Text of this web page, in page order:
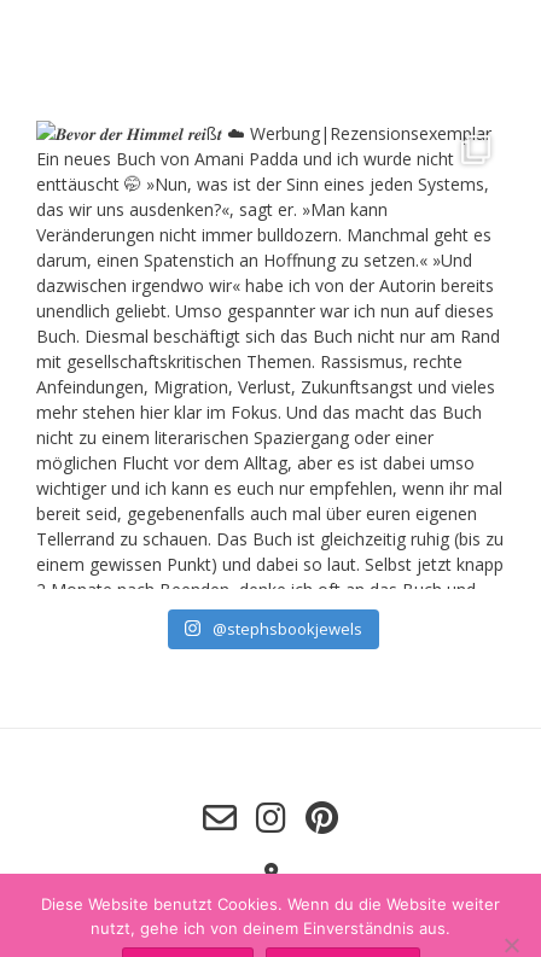
@stephsbookjewels
Diese Website benutzt Cookies. Wenn du die Website weiter
nutzt, gehe ich von deinem Einverständnis aus.